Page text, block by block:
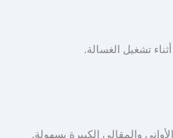
تشغيل الغسالة.
والمقالي الكبيرة بسهولة.